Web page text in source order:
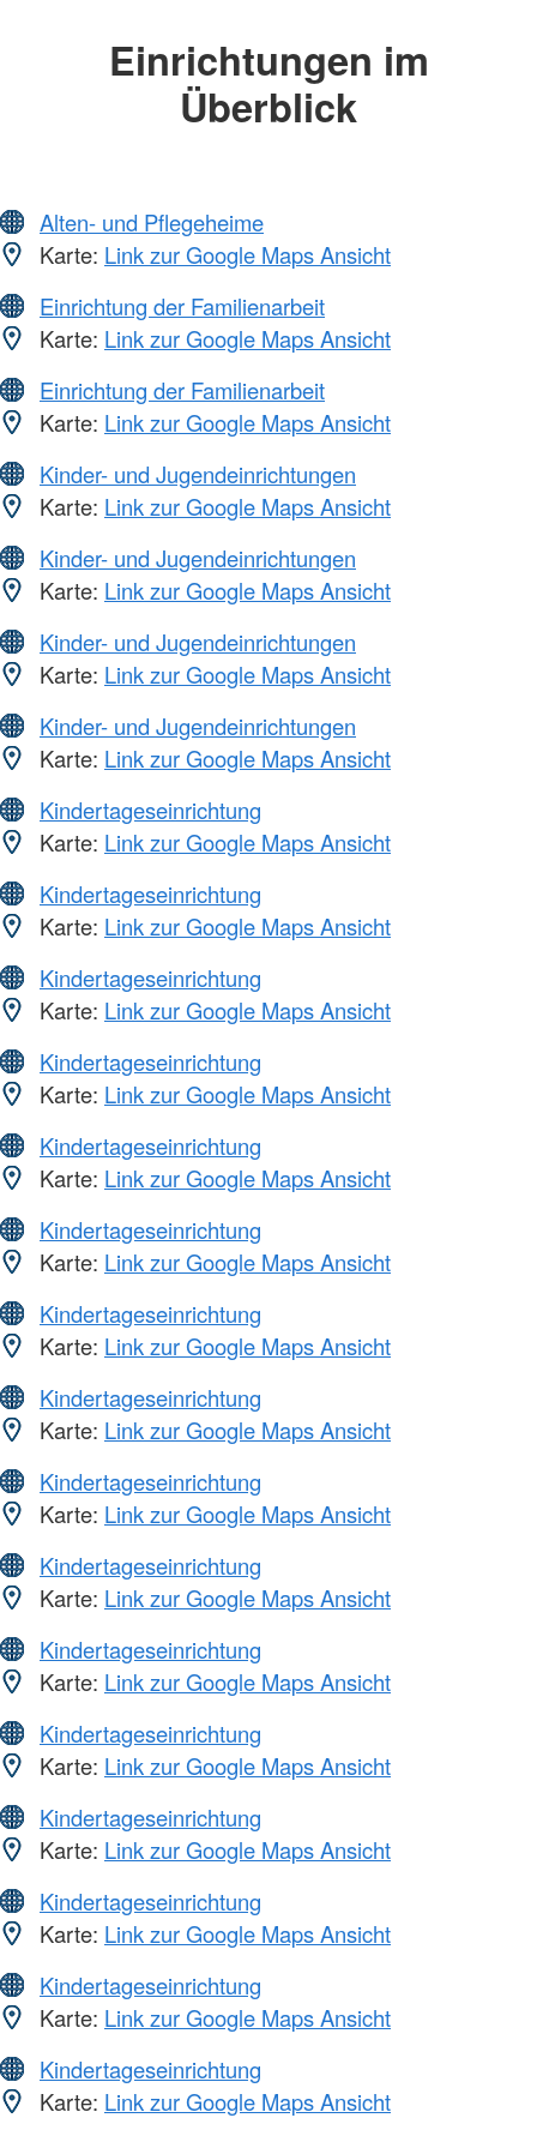
Einrichtungen im
Überblick
Alten- und Pflegeheime
Karte: Link zur Google Maps Ansicht
Einrichtung der Familienarbeit
Karte: Link zur Google Maps Ansicht
Einrichtung der Familienarbeit
Karte: Link zur Google Maps Ansicht
Kinder- und Jugendeinrichtungen
Karte: Link zur Google Maps Ansicht
Kinder- und Jugendeinrichtungen
Karte: Link zur Google Maps Ansicht
Kinder- und Jugendeinrichtungen
Karte: Link zur Google Maps Ansicht
Kinder- und Jugendeinrichtungen
Karte: Link zur Google Maps Ansicht
Kindertageseinrichtung
Karte: Link zur Google Maps Ansicht
Kindertageseinrichtung
Karte: Link zur Google Maps Ansicht
Kindertageseinrichtung
Karte: Link zur Google Maps Ansicht
Kindertageseinrichtung
Karte: Link zur Google Maps Ansicht
Kindertageseinrichtung
Karte: Link zur Google Maps Ansicht
Kindertageseinrichtung
Karte: Link zur Google Maps Ansicht
Kindertageseinrichtung
Karte: Link zur Google Maps Ansicht
Kindertageseinrichtung
Karte: Link zur Google Maps Ansicht
Kindertageseinrichtung
Karte: Link zur Google Maps Ansicht
Kindertageseinrichtung
Karte: Link zur Google Maps Ansicht
Kindertageseinrichtung
Karte: Link zur Google Maps Ansicht
Kindertageseinrichtung
Karte: Link zur Google Maps Ansicht
Kindertageseinrichtung
Karte: Link zur Google Maps Ansicht
Kindertageseinrichtung
Karte: Link zur Google Maps Ansicht
Kindertageseinrichtung
Karte: Link zur Google Maps Ansicht
Kindertageseinrichtung
Karte: Link zur Google Maps Ansicht